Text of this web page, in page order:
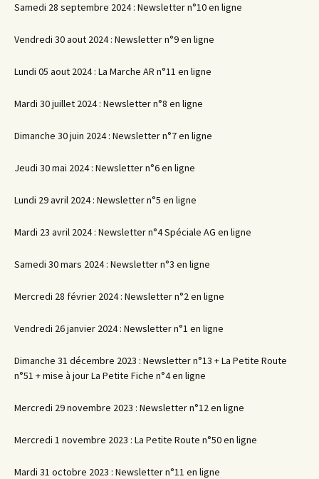
Samedi 28 septembre 2024 : Newsletter n°10 en ligne
Vendredi 30 aout 2024 : Newsletter n°9 en ligne
Lundi 05 aout 2024 : La Marche AR n°11 en ligne
Mardi 30 juillet 2024 : Newsletter n°8 en ligne
Dimanche 30 juin 2024 : Newsletter n°7 en ligne
Jeudi 30 mai 2024 : Newsletter n°6 en ligne
Lundi 29 avril 2024 : Newsletter n°5 en ligne
Mardi 23 avril 2024 : Newsletter n°4 Spéciale AG en ligne
Samedi 30 mars 2024 : Newsletter n°3 en ligne
Mercredi 28 février 2024 : Newsletter n°2 en ligne
Vendredi 26 janvier 2024 : Newsletter n°1 en ligne
Dimanche 31 décembre 2023 : Newsletter n°13 + La Petite Route
n°51 + mise à jour La Petite Fiche n°4 en ligne
Mercredi 29 novembre 2023 : Newsletter n°12 en ligne
Mercredi 1 novembre 2023 : La Petite Route n°50 en ligne
Mardi 31 octobre 2023 : Newsletter n°11 en ligne